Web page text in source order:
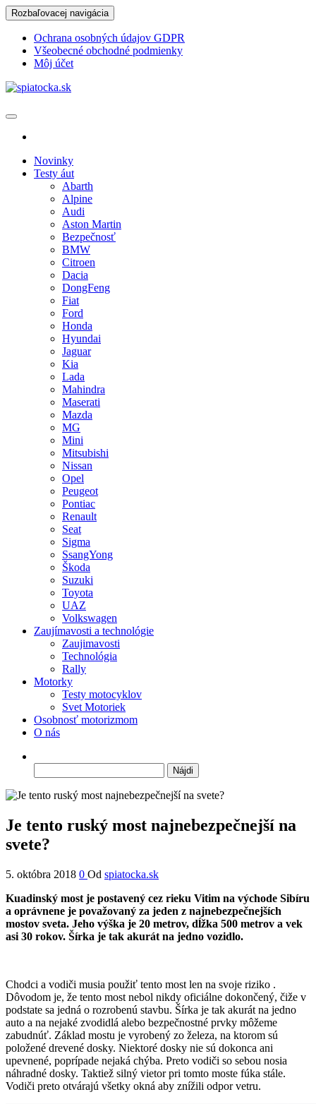
Skip
to
content
Rozbaľovacej navigácia
Ochrana osobných údajov GDPR
Všeobecné obchodné podmienky
Môj účet
Novinky
Testy áut
Abarth
Alpine
Audi
Aston Martin
Bezpečnosť
BMW
Citroen
Dacia
DongFeng
Fiat
Ford
Honda
Hyundai
Jaguar
Kia
Lada
Mahindra
Maserati
Mazda
MG
Mini
Mitsubishi
Nissan
Opel
Peugeot
Pontiac
Renault
Seat
Sigma
SsangYong
Škoda
Suzuki
Toyota
UAZ
Volkswagen
Zaujímavosti a technológie
Zaujimavosti
Technológia
Rally
Motorky
Testy motocyklov
Svet Motoriek
Osobnosť motorizmom
O nás
Je tento ruský most najnebezpečnejší na
svete?
5. októbra 2018 0 Od spiatocka.sk
Kuadinský most je postavený cez rieku Vitim na východe Sibíru
a oprávnene je považovaný za jeden z najnebezpečnejších
mostov sveta. Jeho výška je 20 metrov, dĺžka 500 metrov a vek
asi 30 rokov. Šírka je tak akurát na jedno vozidlo.
Chodci a vodiči musia použiť tento most len na svoje riziko .
Dôvodom je, že tento most nebol nikdy oficiálne dokončený, čiže v
podstate sa jedná o rozrobenú stavbu. Šírka je tak akurát na jedno
auto a na nejaké zvodidlá alebo bezpečnostné prvky môžeme
zabudnúť. Základ mostu je vyrobený zo železa, na ktorom sú
položené drevené dosky. Niektoré dosky nie sú dokonca ani
upevnené, poprípade nejaká chýba. Preto vodiči so sebou nosia
náhradné dosky. Taktiež silný vietor pri tomto moste fúka stále.
Vodiči preto otvárajú všetky okná aby znížili odpor vetru.